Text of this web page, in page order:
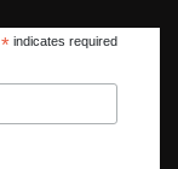
*indicates required